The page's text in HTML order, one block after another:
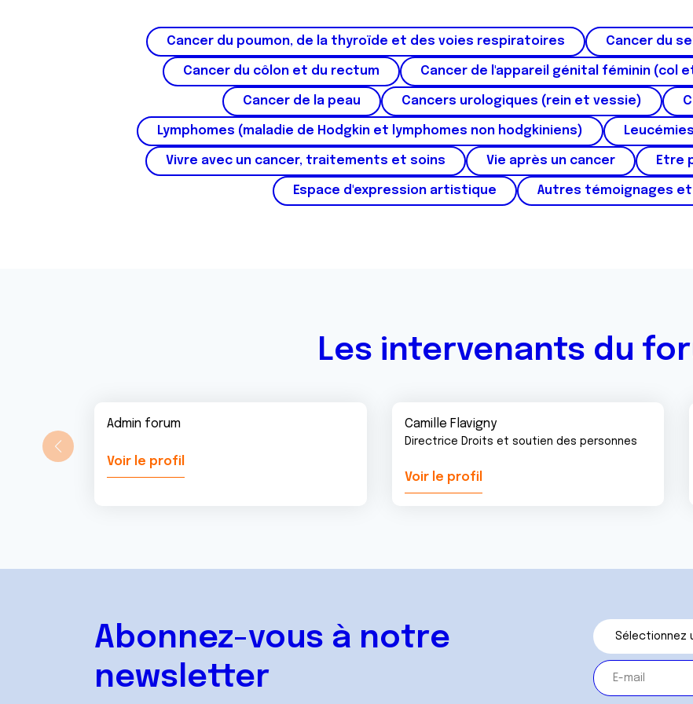
Cancer du poumon, de la thyroïde et des voies respiratoires Cancer du
Cancer du côlon et du rectum Cancer de l'appareil génital féminin (col
Cancer de la peau Cancers urologiques (rein et vessie)
Lymphomes (maladie de Hodgkin et lymphomes non hodgkiniens) Leucémies
Vivre avec un cancer, traitements et soins Vie après un cancer Etre
Espace d'expression artistique Autres témoignages
Les intervenants du
Admin forum
Voir le profil
Camille Flavigny
Directrice Droits et soutien des personnes
Voir le profil
Abonnez-vous à notre
newsletter